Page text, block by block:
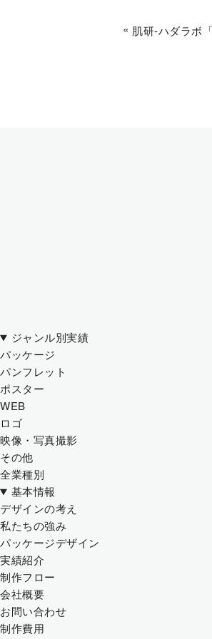
«
ジャンル別実績
パッケージ
パンフレット
ポスター
WEB
ロゴ
映像・写真撮影
その他
全業種別
基本情報
デザインの考え
私たちの強み
パッケージデザイン
実績紹介
制作フロー
会社概要
お問い合わせ
制作費用